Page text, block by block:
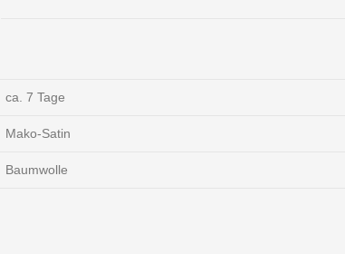
ca. 7 Tage
Mako-Satin
Baumwolle